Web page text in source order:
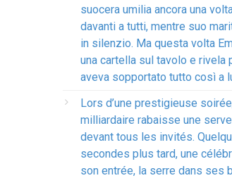
suocera umilia ancora una
davanti a tutti, mentre suo
in silenzio. Ma questa volta
una cartella sul tavolo e rivela
aveva sopportato tutto così a
Lors d’une prestigieuse
milliardaire rabaisse une
devant tous les invités.
secondes plus tard, une
son entrée, la serre dans ses